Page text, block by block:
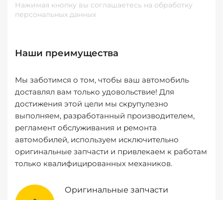
Нажимая кнопку вы соглашаетесь на обработку
персональных данных
Наши преимущества
Мы заботимся о том, чтобы ваш автомобиль
доставлял вам только удовольствие! Для
достижения этой цели мы скрупулезно
выполняем, разработанный производителем,
регламент обслуживания и ремонта
автомобилей, используем исключительно
оригинальные запчасти и привлекаем к работам
только квалифицированных механиков.
Оригинальные запчасти